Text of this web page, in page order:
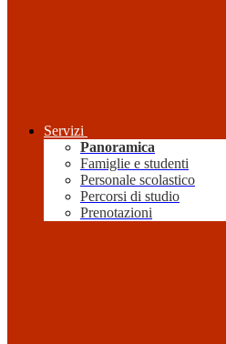
Servizi
Panoramica
Famiglie e studenti
Personale scolastico
Percorsi di studio
Prenotazioni